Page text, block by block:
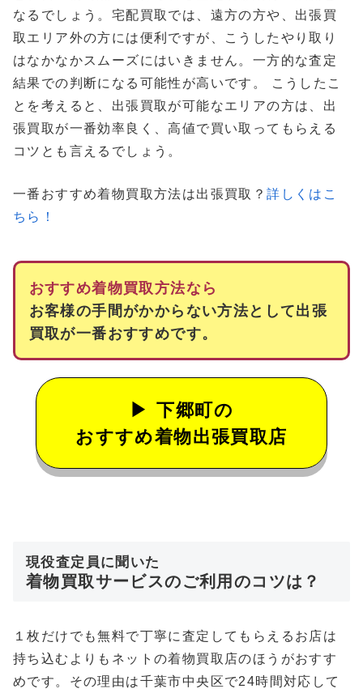
なるでしょう。宅配買取では、遠方の方や、出張買
取エリア外の方には便利ですが、こうしたやり取り
はなかなかスムーズにはいきません。一方的な査定
結果での判断になる可能性が高いです。 こうしたこ
とを考えると、出張買取が可能なエリアの方は、出
張買取が一番効率良く、高値で買い取ってもらえる
コツとも言えるでしょう。
一番おすすめ着物買取方法は出張買取？詳しくはこ
ちら！
おすすめ着物買取方法なら
お客様の手間がかからない方法として出張
買取が一番おすすめです。
下郷町の
おすすめ着物出張買取店
現役査定員に聞いた
着物買取サービスのご利用のコツは？
１枚だけでも無料で丁寧に査定してもらえるお店は
持ち込むよりもネットの着物買取店のほうがおすす
めです。その理由は千葉市中央区で24時間対応して